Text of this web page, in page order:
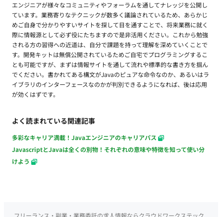
エンジニアが様々なコミュニティやフォーラムを通してナレッジを公開し
ています。業務寄りなテクニックが数多く議論されているため、あらかじ
めご自身で分かりやすいサイトを探して目を通すことで、将来業務に就く
際に情報源として必ず役にたちますので是非活用ください。これから勉強
される方の習得への近道は、自分で課題を持って理解を深めていくことで
す。開発キットは無償公開されているためご自宅でプログラミングするこ
とも可能ですが、まずは情報サイトを通して流れや標準的な書き方を掴ん
でください。書かれてある構文がJavaのピュアな命令なのか、あるいはラ
イブラリのインターフェースなのかが判別できるようになれば、後は応用
が効くはずです。
よく読まれている関連記事
多彩なキャリア満載！Javaエンジニアのキャリアパス
JavascriptとJavaは全くの別物！それぞれの意味や特徴を知って使い分
けよう
フリーランス・副業・業務委託の求人情報ならクラウドワークステック